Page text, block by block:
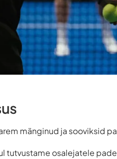
mänginud ja sooviksid
tutvustame osalejatele